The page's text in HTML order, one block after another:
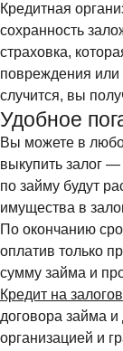
Кредитная
сохранность
страховка,
повреждения или
случится, вы
Удобное
Вы можете в
выкупить залог
по займу будут
имущества в
По окончанию
оплатив только
сумму займа и
Кредит на
договора займа
организацией и